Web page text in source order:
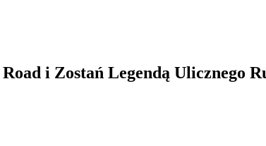
i Zostań Legendą Ulicznego